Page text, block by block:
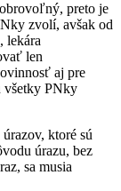
preto je
zvolí, avšak od
lekára
len
aj pre
všetky PNky
ktoré sú
úrazu, bez
sa musia